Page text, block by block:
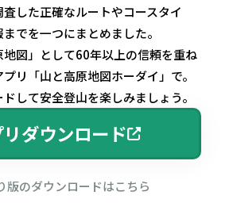
した正確なルートやコースタイ
でを一つにまとめました。
図」として60年以上の信頼を重ね
リ「山と高原地図ホーダイ」で。
して安全登山を楽しみましょう。
ダウンロード
版のダウンロードはこちら